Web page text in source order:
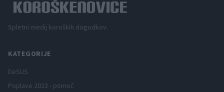
Spletni medij koroških dogodkov.
KATEGORIJE
DeSUS
Poplave 2023 - pomoč